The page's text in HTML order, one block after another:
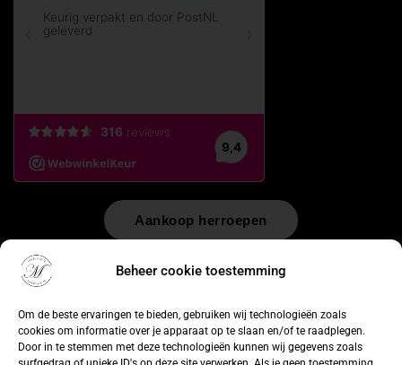
Beheer cookie toestemming
Om de beste ervaringen te bieden, gebruiken wij technologieën zoals
cookies om informatie over je apparaat op te slaan en/of te raadplegen.
Door in te stemmen met deze technologieën kunnen wij gegevens zoals
Aankoop herroepen
© 2026 by WebUnlimited–Algemene voorwaarden